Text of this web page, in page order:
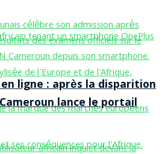
ligne : après la disparition
lance le portail